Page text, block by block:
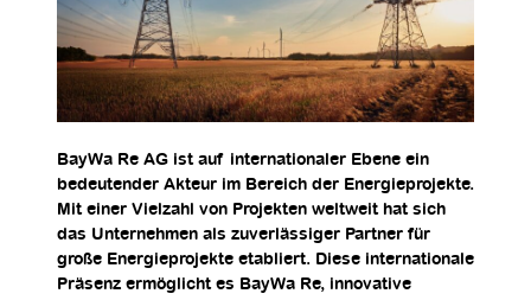
BayWa Re AG ist auf internationaler Ebene ein
bedeutender Akteur im Bereich der Energieprojekte.
Mit einer Vielzahl von Projekten weltweit hat sich
das Unternehmen als zuverlässiger Partner für
große Energieprojekte etabliert. Diese internationale
Präsenz ermöglicht es BayWa Re, innovative